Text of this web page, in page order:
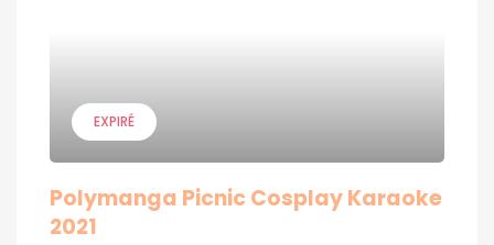
EXPIRÉ
Polymanga Picnic Cosplay Karaoke
2021